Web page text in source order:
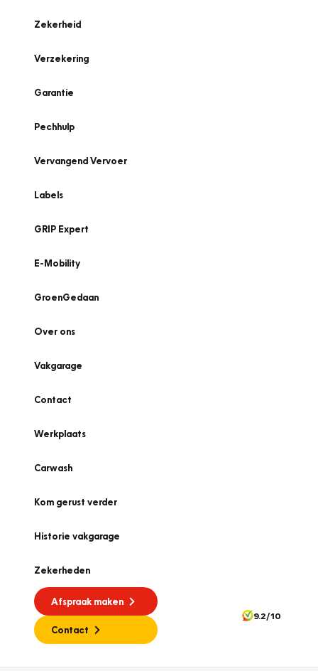
Zekerheid
Verzekering
Garantie
Pechhulp
Vervangend Vervoer
Labels
GRIP Expert
E-Mobility
GroenGedaan
Over ons
Vakgarage
Contact
Werkplaats
Carwash
Kom gerust verder
Historie vakgarage
Zekerheden
Afspraak maken
Contact
9.2/10